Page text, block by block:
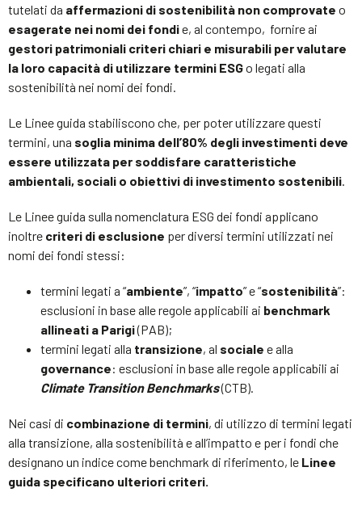
tutelati da affermazioni di sostenibilità non comprovate o
esagerate nei nomi dei fondie, al contempo, fornire ai
gestori patrimoniali criteri chiari e misurabili per valutare
la loro capacità di utilizzare termini ESGo legati alla
sostenibilità nei nomi dei fondi.
Le Linee guida stabiliscono che, per poter utilizzare questi
termini, una soglia minima dell’80% degli investimenti deve
essere utilizzata per soddisfare caratteristiche
ambientali, sociali o obiettivi di investimento sostenibili.
Le Linee guida sulla nomenclatura ESG dei fondi applicano
inoltre criteri di esclusione per diversi termini utilizzati nei
nomi dei fondi stessi:
termini legati a “ambiente”, “impatto” e “sostenibilità”:
esclusioni in base alle regole applicabili ai benchmark
allineati a Parigi(PAB);
termini legati alla transizione, al sociale e alla
governance: esclusioni in base alle regole applicabili ai
Climate Transition Benchmarks(CTB).
Nei casi di combinazione di termini, di utilizzo di termini legati
alla transizione, alla sostenibilità e all’impatto e per i fondi che
designano un indice come benchmark di riferimento, le Linee
guida specificano ulteriori criteri.